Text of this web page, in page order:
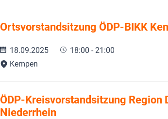
Ortsvorstandsitzung ÖDP-BIKK
18.09.2025
18:00 - 21:00
Kempen
ÖDP-Kreisvorstandsitzung Region
Niederrhein